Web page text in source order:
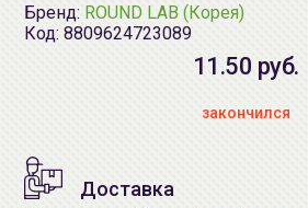
Бренд: ROUND LAB (Корея)
Код: 8809624723089
11.50 руб.
закончился
Доставка